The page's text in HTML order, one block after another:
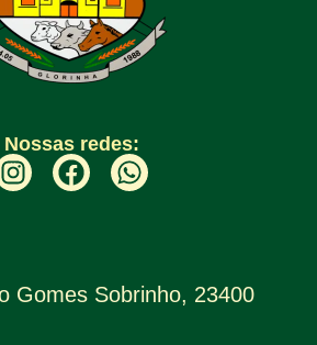
Nossas redes:
Gomes Sobrinho, 23400